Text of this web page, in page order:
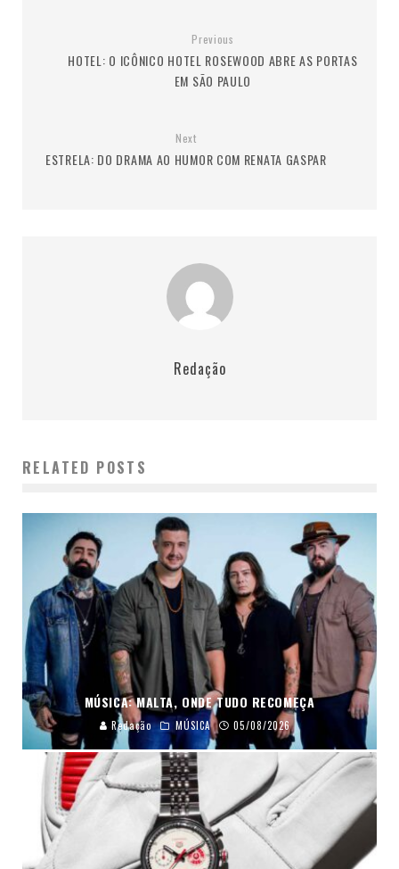
Previous
HOTEL: O ICÔNICO HOTEL ROSEWOOD ABRE AS PORTAS
EM SÃO PAULO
Next
ESTRELA: DO DRAMA AO HUMOR COM RENATA GASPAR
Redação
RELATED POSTS
MÚSICA: MALTA, ONDE TUDO RECOMEÇA
Redação MÚSICA 05/08/2026